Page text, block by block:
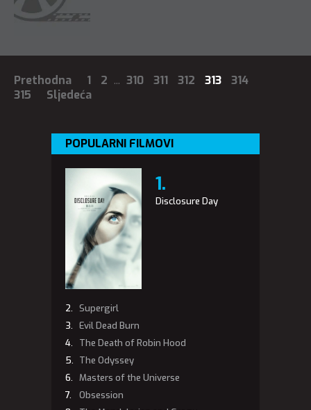
Prethodna 1 2 ... 310 311 312 313
314
315
Sljedeća
POPULARNI FILMOVI
Disclosure Day
Supergirl
Evil Dead Burn
The Death of Robin Hood
The Odyssey
Masters of the Universe
Obsession